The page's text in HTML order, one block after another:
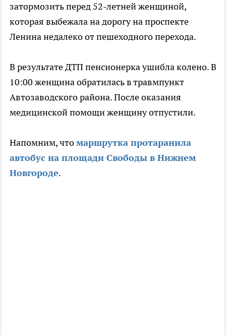
затормозить перед 52-летней женщиной,
которая выбежала на дорогу на проспекте
Ленина недалеко от пешеходного перехода.
В результате ДТП пенсионерка ушибла колено. В
10:00 женщина обратилась в травмпункт
Автозаводского района. После оказания
медицинской помощи женщину отпустили.
Напомним, чтомаршрутка протаранила
автобус на площади Свободы в Нижнем
Новгороде.